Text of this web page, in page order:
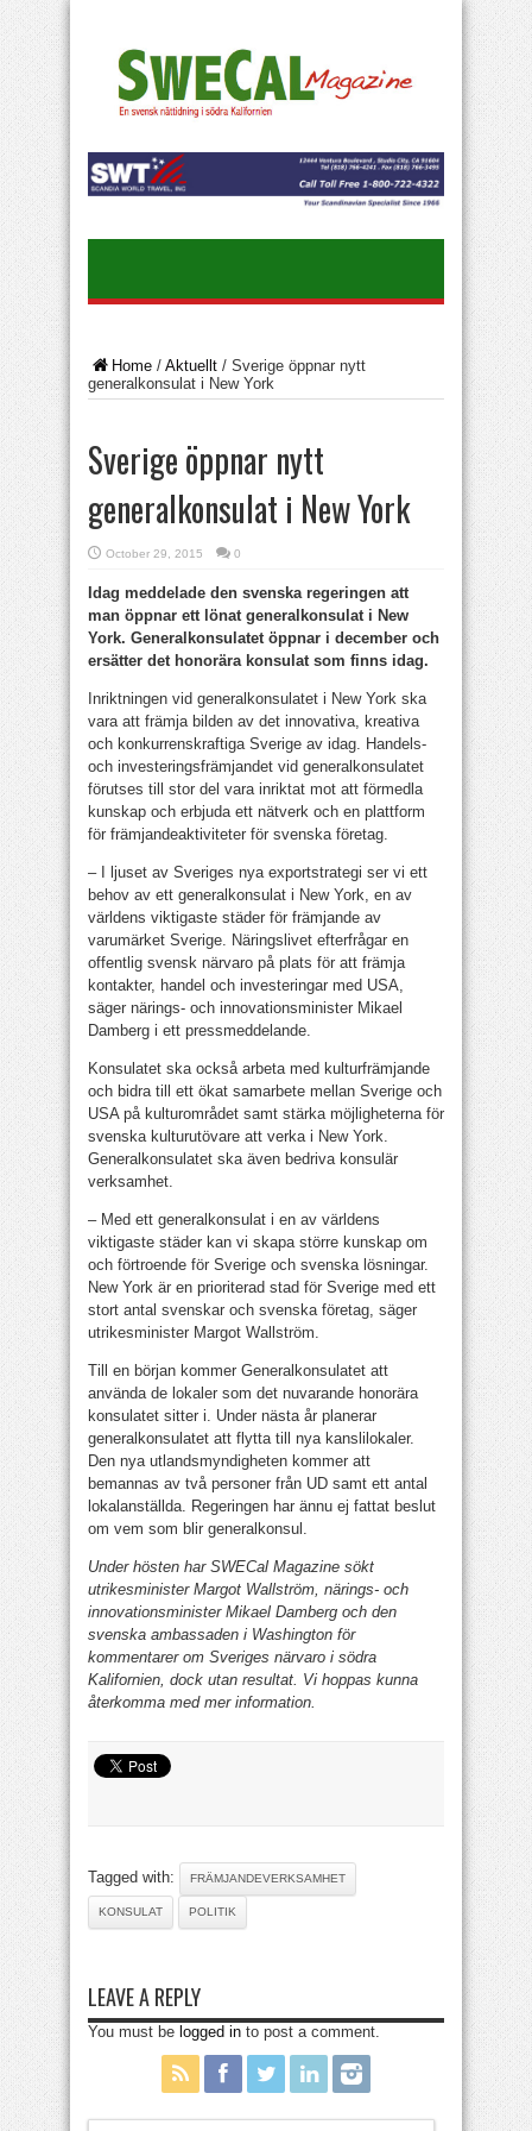
Home / Aktuellt / Sverige öppnar nytt
generalkonsulat i New York
Sverige öppnar nytt
generalkonsulat i New York
October 29, 2015 0
Idag meddelade den svenska regeringen att
man öppnar ett lönat generalkonsulat i New
York. Generalkonsulatet öppnar i december och
ersätter det honorära konsulat som finns idag.
Inriktningen vid generalkonsulatet i New York ska
vara att främja bilden av det innovativa, kreativa
och konkurrenskraftiga Sverige av idag. Handels-
och investeringsfrämjandet vid generalkonsulatet
förutses till stor del vara inriktat mot att förmedla
kunskap och erbjuda ett nätverk och en plattform
för främjandeaktiviteter för svenska företag.
– I ljuset av Sveriges nya exportstrategi ser vi ett
behov av ett generalkonsulat i New York, en av
världens viktigaste städer för främjande av
varumärket Sverige. Näringslivet efterfrågar en
offentlig svensk närvaro på plats för att främja
kontakter, handel och investeringar med USA,
säger närings- och innovationsminister Mikael
Damberg i ett pressmeddelande.
Konsulatet ska också arbeta med kulturfrämjande
och bidra till ett ökat samarbete mellan Sverige och
USA på kulturområdet samt stärka möjligheterna för
svenska kulturutövare att verka i New York.
Generalkonsulatet ska även bedriva konsulär
verksamhet.
– Med ett generalkonsulat i en av världens
viktigaste städer kan vi skapa större kunskap om
och förtroende för Sverige och svenska lösningar.
New York är en prioriterad stad för Sverige med ett
stort antal svenskar och svenska företag, säger
utrikesminister Margot Wallström.
Till en början kommer Generalkonsulatet att
använda de lokaler som det nuvarande honorära
konsulatet sitter i. Under nästa år planerar
generalkonsulatet att flytta till nya kanslilokaler.
Den nya utlandsmyndigheten kommer att
bemannas av två personer från UD samt ett antal
lokalanställda. Regeringen har ännu ej fattat beslut
om vem som blir generalkonsul.
Under hösten har SWECal Magazine sökt
utrikesminister Margot Wallström, närings- och
innovationsminister Mikael Damberg och den
svenska ambassaden i Washington för
kommentarer om Sveriges närvaro i södra
Kalifornien, dock utan resultat. Vi hoppas kunna
återkomma med mer information.
Tagged with: FRÄMJANDEVERKSAMHET
KONSULAT POLITIK
LEAVE A REPLY
You must be logged in to post a comment.